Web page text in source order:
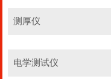
测厚仪
电学测试仪